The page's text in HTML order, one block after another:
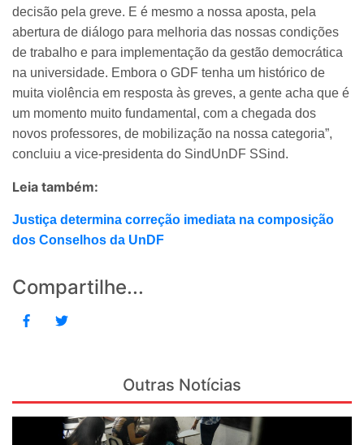
decisão pela greve. E é mesmo a nossa aposta, pela
abertura de diálogo para melhoria das nossas condições
de trabalho e para implementação da gestão democrática
na universidade. Embora o GDF tenha um histórico de
muita violência em resposta às greves, a gente acha que é
um momento muito fundamental, com a chegada dos
novos professores, de mobilização na nossa categoria”,
concluiu a vice-presidenta do SindUnDF SSind.
Leia também:
Justiça determina correção imediata na composição
dos Conselhos da UnDF
Compartilhe...
Outras Notícias